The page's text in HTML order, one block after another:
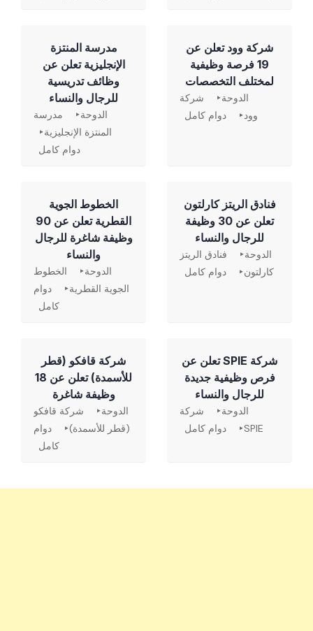
شركة وود تعلن عن
19 فرصة وظيفية
لمختلف التخصصات
الدوحة
شركة
وود
دوام كامل
مدرسة المنتزة
الإنجليزية تعلن عن
وظائف تدريسية
للرجال والنساء
الدوحة
مدرسة
المنتزة الإنجليزية
دوام كامل
فنادق الريتز كارلتون
تعلن عن 30 وظيفة
للرجال والنساء
الدوحة
فنادق الريتز
كارلتون
دوام كامل
الخطوط الجوية
القطرية تعلن عن 90
وظيفة شاغرة للرجال
والنساء
الدوحة
الخطوط
الجوية القطرية
دوام
كامل
شركة SPIE تعلن عن
فرص وظيفية جديدة
للرجال والنساء
الدوحة
شركة
SPIE
دوام كامل
شركة قافكو (قطر
للأسمدة) تعلن عن 18
وظيفة شاغرة
الدوحة
شركة قافكو
(قطر للأسمدة)
دوام
كامل